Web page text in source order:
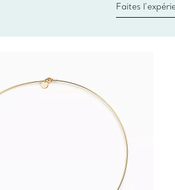
Faites
besoins par